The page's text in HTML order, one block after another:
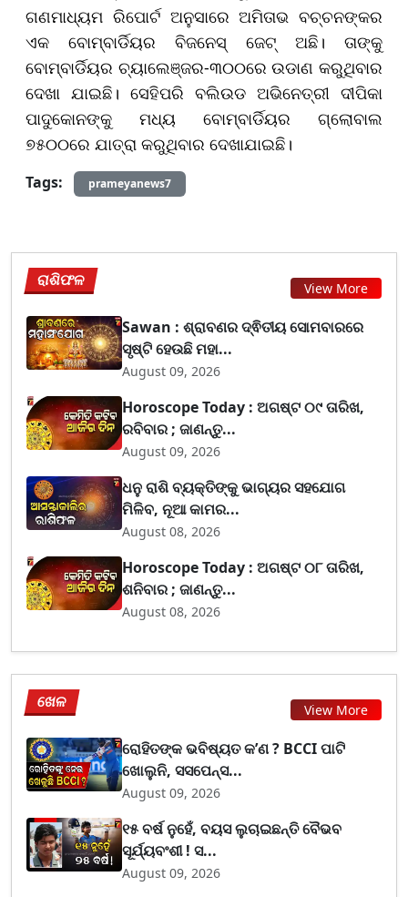
ଗଣମାଧ୍ୟମ ରିପୋର୍ଟ ଅନୁସାରେ ଅମିତାଭ ବଚ୍ଚନଙ୍କର
ଏକ ବୋମ୍ବାର୍ଡିୟର ବିଜନେସ୍ ଜେଟ୍ ଅଛି। ତାଙ୍କୁ
ବୋମ୍ବାର୍ଡିୟର ଚ୍ୟାଲେଞ୍ଜର-୩୦୦ରେ ଉଡାଣ କରୁଥିବାର
ଦେଖା ଯାଇଛି। ସେହିପରି ବଲିଉଡ ଅଭିନେତ୍ରୀ ଦୀପିକା
ପାଦୁକୋନଙ୍କୁ ମଧ୍ୟ ବୋମ୍ବାର୍ଡିୟର ଗ୍ଲୋବାଲ
୭୫୦୦ରେ ଯାତ୍ରା କରୁଥିବାର ଦେଖାଯାଇଛି।
Tags: prameyanews7
ରାଶିଫଳ View More
Sawan : ଶ୍ରାବଣର ଦ୍ଵିତୀୟ ସୋମବାରରେ
ସୃଷ୍ଟି ହେଉଛି ମହା...
August 09, 2026
Horoscope Today : ଅଗଷ୍ଟ ୦୯ ତାରିଖ,
ରବିବାର ; ଜାଣନ୍ତୁ...
August 09, 2026
ଧନୁ ରାଶି ବ୍ୟକ୍ତିଙ୍କୁ ଭାଗ୍ୟର ସହଯୋଗ
ମିଳିବ, ନୂଆ କାମର...
August 08, 2026
Horoscope Today : ଅଗଷ୍ଟ ୦୮ ତାରିଖ,
ଶନିବାର ; ଜାଣନ୍ତୁ...
August 08, 2026
ଖେଳ View More
ରୋହିତଙ୍କ ଭବିଷ୍ୟତ କ’ଣ ? BCCI ପାଟି
ଖୋଲୁନି, ସସପେନ୍ସ...
August 09, 2026
୧୫ ବର୍ଷ ନୁହେଁ, ବୟସ ଲୁଚାଇଛନ୍ତି ବୈଭବ
ସୂର୍ଯ୍ୟବଂଶୀ ! ସ...
August 09, 2026